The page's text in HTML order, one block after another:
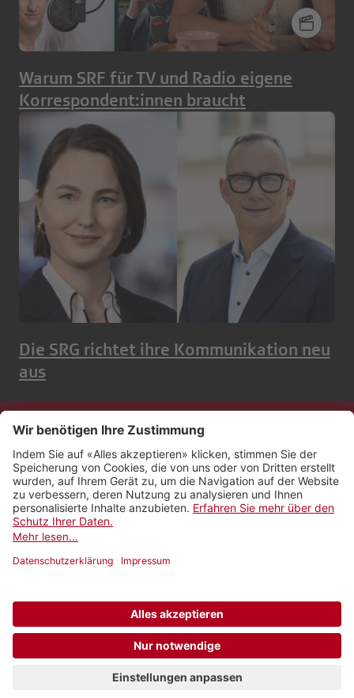
Warum SRF für TV und Radio eigene
Korrespondent:innen braucht
Die SRG richtet ihre Kommunikation neu
aus
Kontakt
Impressum
Rechtliches
Netiquette
Newsletter abonnieren